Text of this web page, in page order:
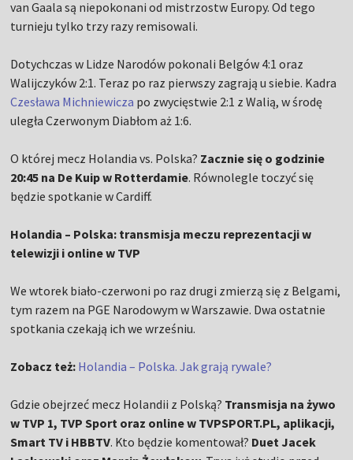
van Gaala są niepokonani od mistrzostw Europy. Od tego
turnieju tylko trzy razy remisowali.
Dotychczas w Lidze Narodów pokonali Belgów 4:1 oraz
Walijczyków 2:1. Teraz po raz pierwszy zagrają u siebie. Kadra
Czesława Michniewicza po zwycięstwie 2:1 z Walią, w środę
uległa Czerwonym Diabłom aż 1:6.
O której mecz Holandia vs. Polska? Zacznie się o godzinie
20:45 na De Kuip w Rotterdamie. Równolegle toczyć się
będzie spotkanie w Cardiff.
Holandia – Polska: transmisja meczu reprezentacji w
telewizji i online w TVP
We wtorek biało-czerwoni po raz drugi zmierzą się z Belgami,
tym razem na PGE Narodowym w Warszawie. Dwa ostatnie
spotkania czekają ich we wrześniu.
Zobacz też: Holandia – Polska. Jak grają rywale?
Gdzie obejrzeć mecz Holandii z Polską? Transmisja na żywo
w TVP 1, TVP Sport oraz online w TVPSPORT.PL, aplikacji,
Smart TV i HBBTV. Kto będzie komentował? Duet Jacek